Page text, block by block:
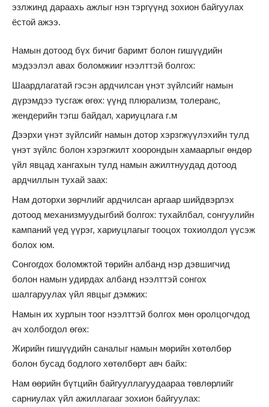
эзлжинд дараахь ажлыг нэн тэргүүнд зохион байгуулах
ёстой ажээ.
Намын дотоод бүх бичиг баримт болон гишүүдийн
мэдээлэл авах боломжииг нээлттэй болгох:
Шаардлагатай гэсэн ардчилсан үнэт зүйлсийг намын
дүрэмдээ тусгаж өгөх: үүнд плюрализм, толеранс,
жендерийн тэгш байдал, хариуцлага г.м
Дээрхи үнэт зүйлсийг намын дотор хэрзгжүүлэхийн тулд
үнэт зүйлс болон хэрэгжилт хоорондын хамаарлыг өндөр
үйл явцад хангахын тулд намын ажилтнуудад дотоод
ардчиллын тухай заах:
Нам доторхи зөрчлийг ардчилсан аргаар шийдвэрлэх
дотоод механизмуудыгбий болгох: тухайлбал, сонгуулийн
кампаний үед үүрэг, хариуцлагыг тооцох тохиолдол үүсэж
болох юм.
Сонгогдох боломжтой төрийн албанд нэр дэвшигчид
болон намын удирдах албанд нээлттэй сонгох
шалгаруулах үйл явцыг дэмжих:
Намын их хурлын тоог нээлттэй болгох мөн оролцогчдод
ач холбогдол өгөх:
Жирийн гишүүдийн саналыг намын мөрийн хөтөлбөр
болон бусад бодлого хөтөлбөрт авч байх:
Нам өөрийн бүтцийн байгууллагуудаараа төвлөрлийг
сарниулах үйл ажиллагааг зохион байгуулах: